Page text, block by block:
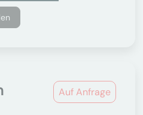
Auf Anfrage